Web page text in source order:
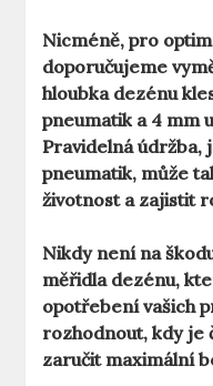
Nicméně, pro
doporučujeme
hloubka dezénu
pneumatik a 4 mm
Pravidelná údržba,
pneumatik, může
životnost a zajistit
Nikdy není na
měřidla dezénu,
opotřebení vašich
rozhodnout, kdy je
zaručit maximální